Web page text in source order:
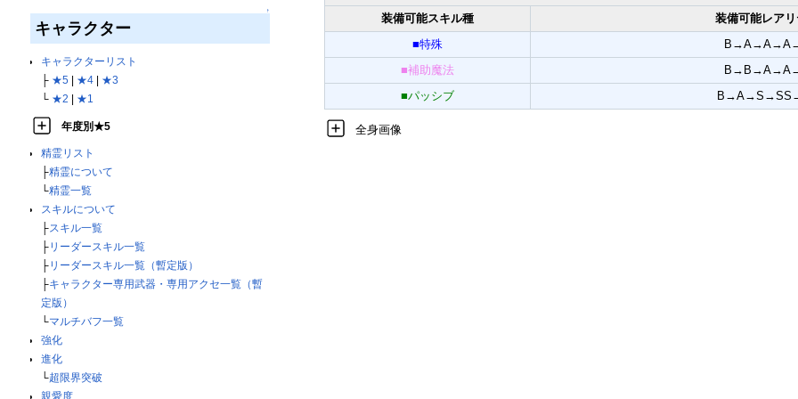
↑
キャラクター
キャラクターリスト
├ ★5| ★4| ★3
└ ★2 | ★1
年度別★5
精霊リスト
├精霊について
└精霊一覧
スキルについて
├スキル一覧
├リーダースキル一覧
├リーダースキル一覧（暫定版）
├キャラクター専用武器・専用アクセ一覧（暫
定版）
└マルチバフ一覧
強化
進化
└超限界突破
親愛度
装備可能スキル種
装備可能レアリ
■特殊
■補助魔法
■パッシブ
全身画像